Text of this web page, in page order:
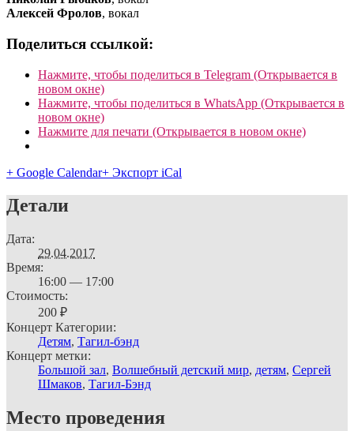
Алексей Фролов, вокал
Поделиться ссылкой:
Нажмите, чтобы поделиться в Telegram (Открывается в
новом окне)
Нажмите, чтобы поделиться в WhatsApp (Открывается в
новом окне)
Нажмите для печати (Открывается в новом окне)
+ Google Calendar+ Экспорт iCal
Детали
Дата:
29.04.2017
Время:
16:00 — 17:00
Стоимость:
200 ₽
Концерт Категории:
Детям, Тагил-бэнд
Концерт метки:
Большой зал, Волшебный детский мир, детям, Сергей
Шмаков, Тагил-Бэнд
Место проведения